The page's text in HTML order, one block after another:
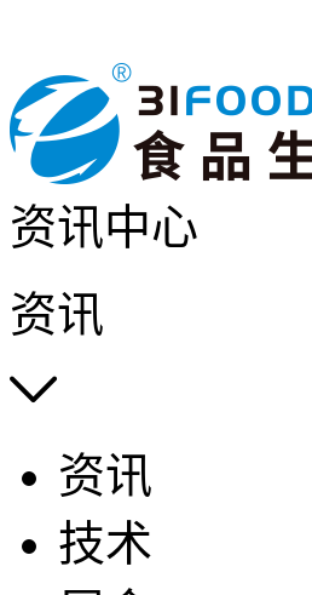
资讯中心
资讯

资讯
技术